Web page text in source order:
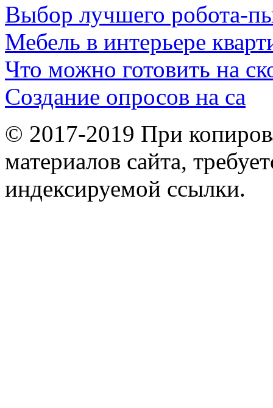
Выбор лучшего робота-
Мебель в интерьере
Что можно готовить на
Создание опросов на са
© 2017-2019 При
материалов сайта,
индексируемой ссылки.